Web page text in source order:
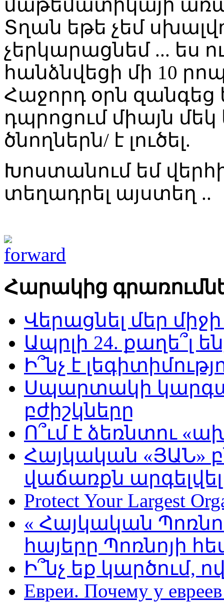
մաթեմատիկայի
Տղան եթե չեմ
չերկարացնեմ ... ես
հանձնվեցի մի 10
Հաջորդ օրն զանգեց
դպրոցում միայն
ծնողներն/ է լուծել.
Խոստանում եմ
տեղադրել այստեղ ..
Հարակից
Վերացնել մեր
Ապրլի 24. քաղե՞լ
Ի՞նչ է
Սպարտակի
բժիշկները
Ո՞ւմ է ձեռնտու
Հայկական «ՅԱՆ»
վաճառքն
Protect Your Largest
« Հայկական
հայերը Պոռնոյի
Ի՞նչ եք կարծում,
Евреи. Почему у